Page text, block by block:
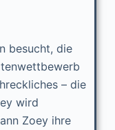
besucht, die
– die
wird
Zoey ihre